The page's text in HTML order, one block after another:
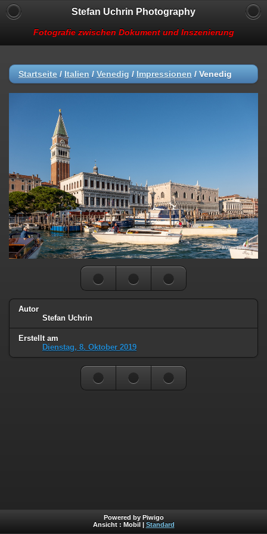
Stefan Uchrin Photography
Fotografie zwischen Dokument und Inszenierung
Startseite / Italien / Venedig / Impressionen / Venedig
Autor
Stefan Uchrin
Erstellt am
Dienstag, 8. Oktober 2019
Powered by Piwigo
Ansicht : Mobil Standard